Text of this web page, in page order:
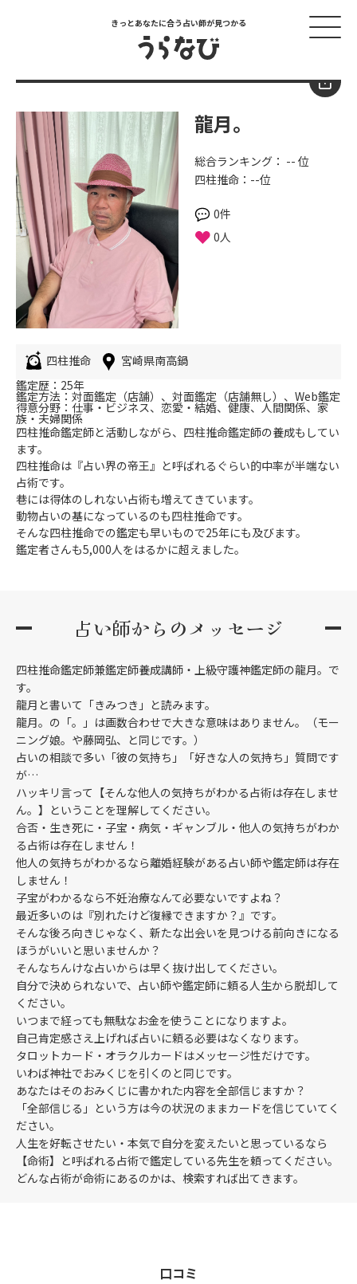
きっとあなたに合う占い師が見つかる
龍月。
総合ランキング： -- 位
四柱推命：--位
0件
0人
四柱推命
宮崎県南高鍋
鑑定歴：25年
鑑定方法：対面鑑定（店舗）、対面鑑定（店舗無し）、Web鑑定
得意分野：仕事・ビジネス、恋愛・結婚、健康、人間関係、家
族・夫婦関係
四柱推命鑑定師と活動しながら、四柱推命鑑定師の養成もしてい
ます。
四柱推命は『占い界の帝王』と呼ばれるぐらい的中率が半端ない
占術です。
巷には得体のしれない占術も増えてきています。
動物占いの基になっているのも四柱推命です。
そんな四柱推命での鑑定も早いもので25年にも及びます。
鑑定者さんも5,000人をはるかに超えました。
占い師からのメッセージ
四柱推命鑑定師兼鑑定師養成講師・上級守護神鑑定師の龍月。で
す。
龍月と書いて「きみつき」と読みます。
龍月。の「。」は画数合わせで大きな意味はありません。（モー
ニング娘。や藤岡弘、と同じです。）
占いの相談で多い「彼の気持ち」「好きな人の気持ち」質問です
が…
ハッキリ言って【そんな他人の気持ちがわかる占術は存在しませ
ん。】ということを理解してください。
合否・生き死に・子宝・病気・ギャンブル・他人の気持ちがわか
る占術は存在しません！
他人の気持ちがわかるなら離婚経験がある占い師や鑑定師は存在
しません！
子宝がわかるなら不妊治療なんて必要ないですよね？
最近多いのは『別れたけど復縁できますか？』です。
そんな後ろ向きじゃなく、新たな出会いを見つける前向きになる
ほうがいいと思いませんか？
そんなちんけな占いからは早く抜け出してください。
自分で決められないで、占い師や鑑定師に頼る人生から脱却して
ください。
いつまで経っても無駄なお金を使うことになりますよ。
自己肯定感さえ上げれば占いに頼る必要はなくなります。
タロットカード・オラクルカードはメッセージ性だけです。
いわば神社でおみくじを引くのと同じです。
あなたはそのおみくじに書かれた内容を全部信じますか？
「全部信じる」という方は今の状況のままカードを信じていてく
ださい。
人生を好転させたい・本気で自分を変えたいと思っているなら
【命術】と呼ばれる占術で鑑定している先生を頼ってください。
どんな占術が命術にあるのかは、検索すれば出てきます。
口コミ